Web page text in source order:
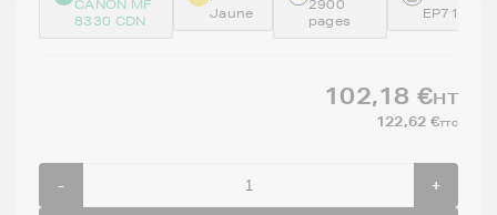
CANON MF
8330 CDN
Jaune
2900
pages
EP718Y
102,18 €HT
122,62 €TTC
- +